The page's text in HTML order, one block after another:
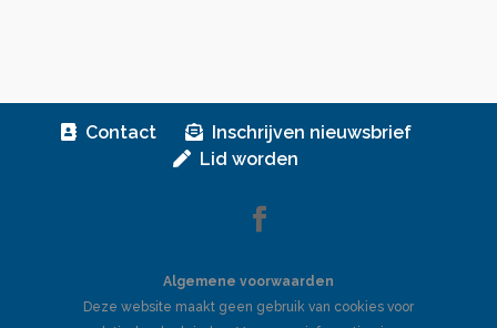
Contact
Inschrijven nieuwsbrief
Lid worden
Algemene voorwaarden
Deze website maakt geen gebruik van cookies voor